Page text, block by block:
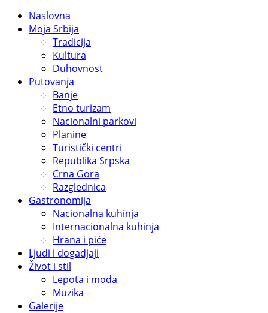
Naslovna
Moja Srbija
Tradicija
Kultura
Duhovnost
Putovanja
Banje
Etno turizam
Nacionalni parkovi
Planine
Turistički centri
Republika Srpska
Crna Gora
Razglednica
Gastronomija
Nacionalna kuhinja
Internacionalna kuhinja
Hrana i piće
Ljudi i dogadjaji
Život i stil
Lepota i moda
Muzika
Galerije